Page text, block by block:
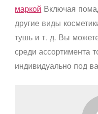
маркой Включая
другие виды
тушь и т. д. Вы
среди ассортимента
индивидуально под